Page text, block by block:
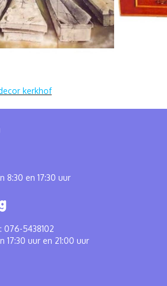
kerkhof
8:30 en 17:30 uur
076-5438102
17:30 uur en 21:00 uur